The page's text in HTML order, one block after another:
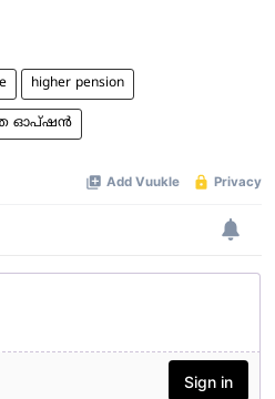
higher pension
ഓപ്ഷന്‍